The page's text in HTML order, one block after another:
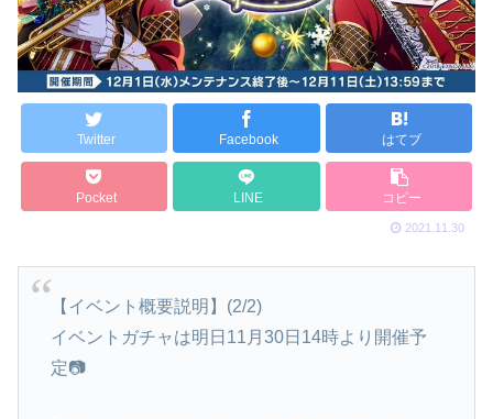
Twitter Facebook はてブ
Pocket LINE コピー
2021.11.30
【イベント概要説明】(2/2)
イベントガチャは明日11月30日14時より開催予
定📷